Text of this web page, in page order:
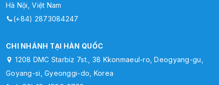
Hà Nội, Việt Nam
(+84) 2873084247
CHI NHÁNH TẠI HÀN QUỐC
1208 DMC Starbiz 7st., 38 Kkonmaeul-ro, Deogyang-gu,
Goyang-si, Gyeonggi-do, Korea